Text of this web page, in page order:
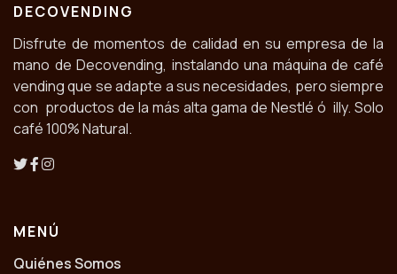
DECOVENDING
Disfrute de momentos de calidad en su empresa de la
mano de Decovending, instalando una máquina de café
vending que se adapte a sus necesidades, pero siempre
con productos de la más alta gama de Nestlé ó illy. Solo
café 100% Natural.
MENÚ
Quiénes Somos